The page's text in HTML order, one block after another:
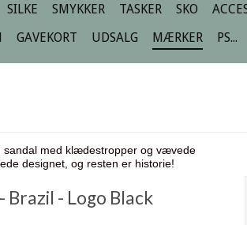
SILKE SMYKKER TASKER SKO
GAVEKORT UDSALG MÆRKER PS...
sandal med klædestropper og vævede
designet, og resten er historie!
Brazil - Logo Black